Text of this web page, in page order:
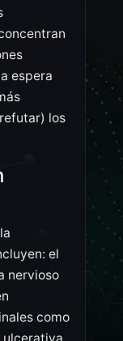
espera
los
el
nervioso
como